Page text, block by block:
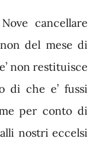
cancellare
del mese di
non restituisce
di che e’ fussi
per conto di
nostri eccelsi